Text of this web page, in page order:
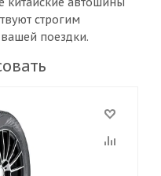
строгим
поездки.